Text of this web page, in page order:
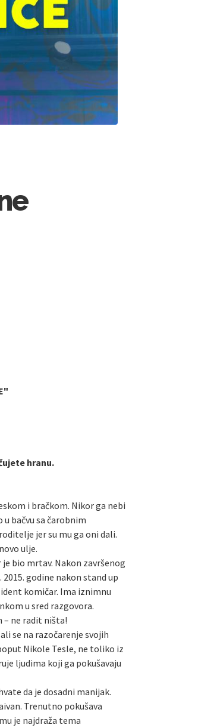
hranu.
i bračkom. Nikor ga nebi
bačvu sa čarobnim
jer su mu ga oni dali.
ulje.
bio mrtav. Nakon završenog
godine nakon stand up
komičar. Ima iznimnu
u sred razgovora.
– ne radit ništa!
se na razočarenje svojih
Nikole Tesle, ne toliko iz
ljudima koji ga pokušavaju
da je dosadni manijak.
Trenutno pokušava
je najdraža tema